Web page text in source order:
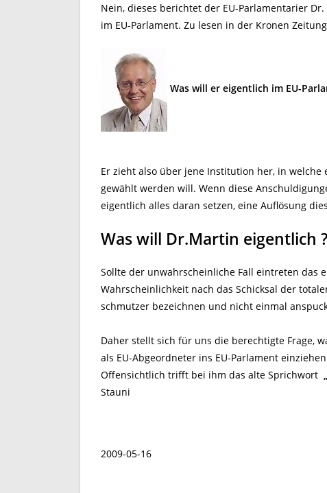
Nein, dieses berichtet der EU-Parlamentarier
im EU-Parlament. Zu lesen in der Kronen
Was will er eigentlich im EU-
Er zieht also über jene Institution her, in
gewählt werden will. Wenn diese
eigentlich alles daran setzen, eine Auflösung
Was will Dr.Martin eigentlich ?
Sollte der unwahrscheinliche Fall eintreten das
Wahrscheinlichkeit nach das Schicksal der
schmutzer bezeichnen und nicht einmal
Daher stellt sich für uns die berechtigte Frage,
als EU-Abgeordneter ins EU-Parlament einziehen
Offensichtlich trifft bei ihm das alte Sprichwort
Stauni
2009-05-16